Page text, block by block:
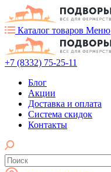
Каталог товаров Меню
+7 (8332) 75-25-11
Блог
Акции
Доставка и оплата
Система скидок
Контакты